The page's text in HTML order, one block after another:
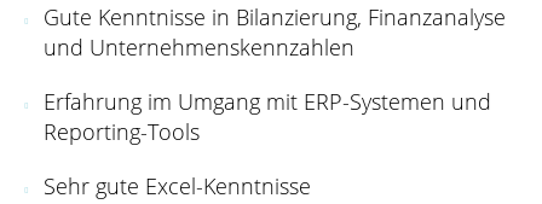
Gute Kenntnisse in Bilanzierung, Finanzanalyse
und Unternehmenskennzahlen
Erfahrung im Umgang mit ERP-Systemen und
Reporting-Tools
Sehr gute Excel-Kenntnisse